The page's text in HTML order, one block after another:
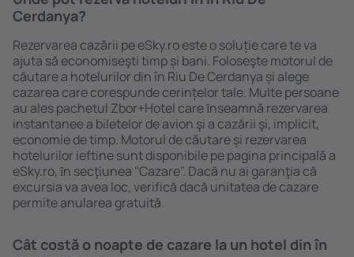
Cerdanya?
Rezervarea cazării pe eSky.ro este o soluție care te va
ajuta să economiseşti timp și bani. Foloseşte motorul de
căutare a hotelurilor din în Riu De Cerdanya și alege
cazarea care corespunde cerințelor tale. Multe persoane
au ales pachetul Zbor+Hotel care ȋnseamnă rezervarea
instantanee a biletelor de avion şi a cazării şi, implicit,
economie de timp. Motorul de căutare și rezervarea
hotelurilor ieftine sunt disponibile pe pagina principală a
eSky.ro, ȋn secţiunea "Cazare". Dacă nu ai garanţia că
excursia va avea loc, verifică dacă unitatea de cazare
permite anularea gratuită.
Cât costă o noapte de cazare la un hotel din în